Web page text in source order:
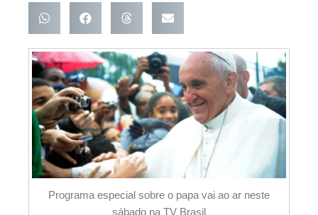
Programa especial sobre o papa vai ao ar neste
sábado na TV Brasil